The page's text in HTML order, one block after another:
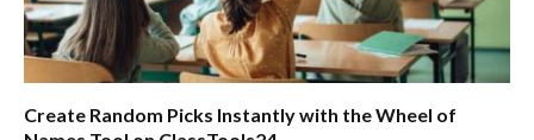
Create Random Picks Instantly with the Wheel of